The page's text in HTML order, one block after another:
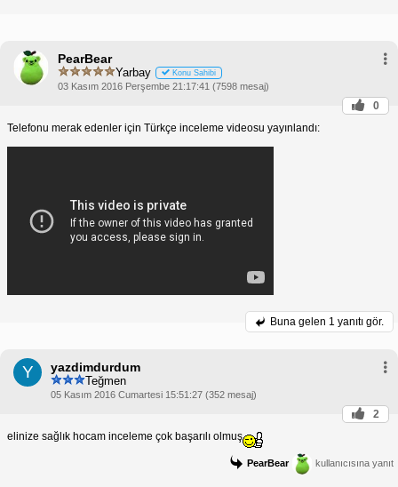
PearBear
Yarbay Konu Sahibi
03 Kasım 2016 Perşembe 21:17:41 (7598 mesaj)
0
Telefonu merak edenler için Türkçe inceleme videosu yayınlandı:
Buna gelen 1 yanıtı gör.
Y yazdimdurdum
Teğmen
05 Kasım 2016 Cumartesi 15:51:27 (352 mesaj)
2
elinize sağlık hocam inceleme çok başarılı olmuş
PearBear kullanıcısına yanıt